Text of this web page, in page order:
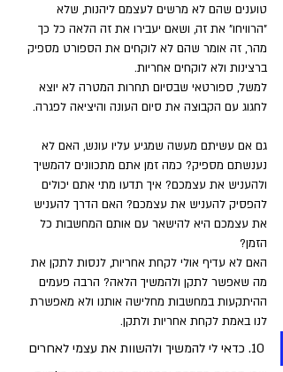
טוענים שהם לא מרשים לעצמם ליהנות, שלא
"הרוויחו" את זה, ושאם יעבירו את זה הלאה כל כך
מהר, זה אומר שהם לא לוקחים את הספורט מספיק
ברצינות ולא לוקחים אחריות.
למשל, ספורטאי שבסיום תחרות המטרה לא יוצא
לחגוג עם הקבוצה את סיום העונה והיציאה לפגרה.
גם אם עשיתם מעשה שמגיע עליו עונש, האם לא
נענשתם מספיק? כמה זמן אתם מתכוונים להמשיך
ולהעניש את עצמכם? איך תדעו מתי אתם יכולים
להפסיק להעניש את עצמכם? האם הדרך להעניש
את עצמכם היא להישאר עם אותם המחשבות כל
הזמן?
האם לא עדיף אולי לקחת אחריות, לנסות לתקן את
מה שאפשר לתקן ולהמשיך הלאה? הרבה פעמים
ההיתקעות במחשבות מחלישה אותנו ולא מאפשרת
לנו באמת לקחת אחריות ולתקן.
10. כדאי לי להמשיך ולהשוות את עצמי לאחרים